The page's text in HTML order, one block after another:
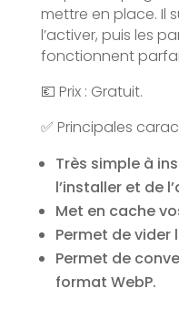
mettre en place. Il
l’activer, puis les
fonctionnent
💶 Prix : Gratuit.
✅ Principales
Très simple à
l’installer et de
Met en cache
Permet de vider
Permet de
format WebP.